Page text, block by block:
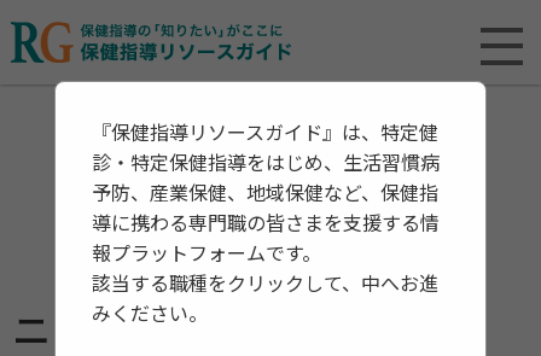
ニュース ー 産業保健
『保健指導リソースガイド』は、特定健
診・特定保健指導をはじめ、生活習慣病
予防、産業保健、地域保健など、保健指
導に携わる専門職の皆さまを支援する情
報プラットフォームです。
該当する職種をクリックして、中へお進
みください。